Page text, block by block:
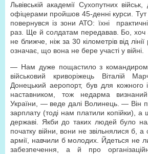
Львівській академії Сухопутних
офіцерами пройшов 45-денні курси. Тут
повернувся із зони АТО: їхні
раз. Ще й солдатам передавав. Бо, хоч
не ближче, ніж за 30 кілометріввід
означає, що вона не бере участі у війні.
— Нам дуже пощастило з командиром:
військовий криворіжець Віталій
Донецький аеропорт, був для кожного
наставником, тож недарма
України, — веде далі Волинець. — Він
зарплату (тоді нам платили копійки), а
державі. Якби до таких людей було
початку війни, вони не звільнялися б,
армії, навчили б молодих. Йдеться не
забезпечення, а й про